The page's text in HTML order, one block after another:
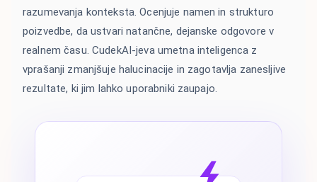
razumevanja konteksta. Ocenjuje namen in strukturo
poizvedbe, da ustvari natančne, dejanske odgovore v
realnem času. CudekAI-jeva umetna inteligenca z
vprašanji zmanjšuje halucinacije in zagotavlja zanesljive
rezultate, ki jim lahko uporabniki zaupajo.